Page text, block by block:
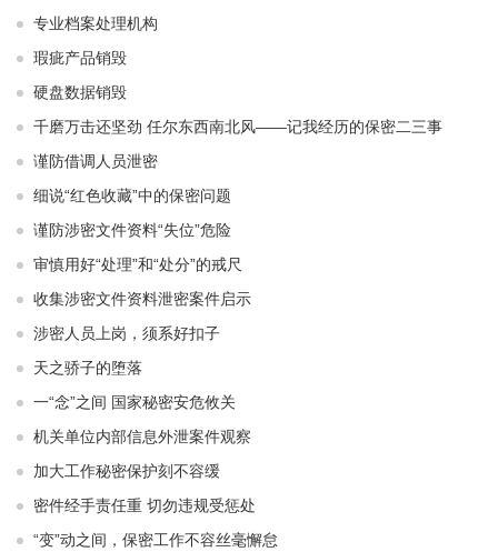
专业档案处理机构
瑕疵产品销毁
硬盘数据销毁
千磨万击还坚劲 任尔东西南北风——记我经历的保密二三事
谨防借调人员泄密
细说“红色收藏”中的保密问题
谨防涉密文件资料“失位”危险
审慎用好“处理”和“处分”的戒尺
收集涉密文件资料泄密案件启示
涉密人员上岗，须系好扣子
天之骄子的堕落
一“念”之间 国家秘密安危攸关
机关单位内部信息外泄案件观察
加大工作秘密保护刻不容缓
密件经手责任重 切勿违规受惩处
“变”动之间，保密工作不容丝毫懈怠